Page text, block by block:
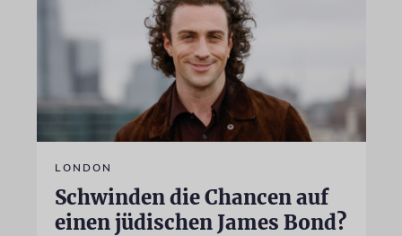
LONDON
Schwinden die Chancen auf
einen jüdischen James Bond?